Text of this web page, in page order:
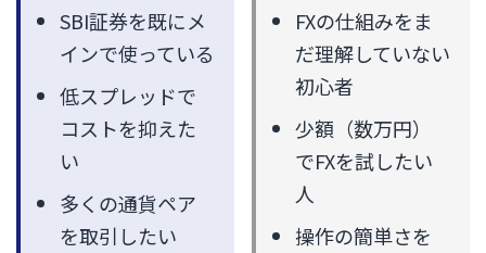
SBI証券を既にメ
インで使っている
低スプレッドで
コストを抑えた
い
多くの通貨ペア
を取引したい
FXの仕組みをま
だ理解していない
初心者
少額（数万円）
でFXを試したい
人
操作の簡単さを